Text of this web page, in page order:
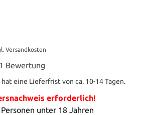
Versandkosten
1 Bewertung
eine Lieferfrist von ca. 10-14 Tagen.
erforderlich!
unter 18 Jahren